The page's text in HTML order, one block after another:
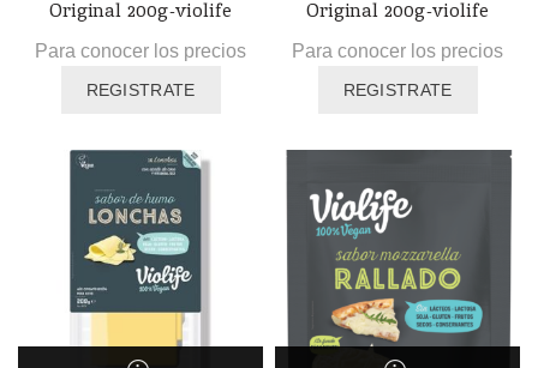
Original 200g-violife
Para conocer los precios
REGISTRATE
Original 200g-violife
Para conocer los precios
REGISTRATE